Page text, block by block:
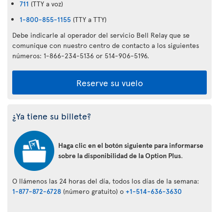
711 (TTY a voz)
1-800-855-1155 (TTY a TTY)
Debe indicarle al operador del servicio Bell Relay que se
comunique con nuestro centro de contacto a los siguientes
números: 1-866-234-5136 or 514-906-5196.
Reserve su vuelo
¿Ya tiene su billete?
Haga clic en el botón siguiente para informarse
sobre la disponibilidad de la Option Plus.
O llámenos las 24 horas del día, todos los días de la semana:
1-877-872-6728 (número gratuito) o +1-514-636-3630